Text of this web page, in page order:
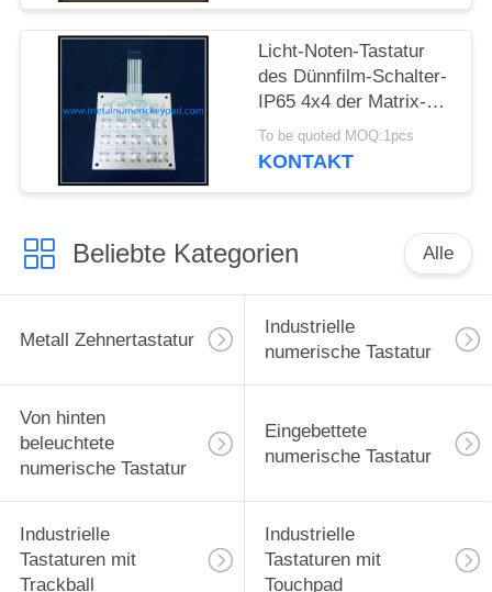
Licht-Noten-Tastatur
des Dünnfilm-Schalter-
IP65 4x4 der Matrix-
50VDC
To be quoted MOQ:1pcs
KONTAKT
Beliebte Kategorien Alle
Metall Zehnertastatur
Industrielle
numerische Tastatur
Von hinten
beleuchtete
numerische Tastatur
Eingebettete
numerische Tastatur
Industrielle
Tastaturen mit
Trackball
Industrielle
Tastaturen mit
Touchpad